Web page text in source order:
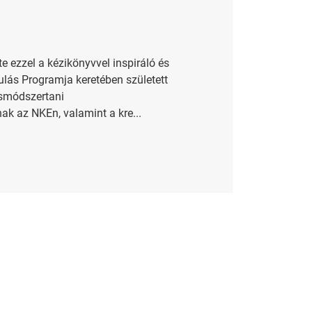
ezzel a kézikönyvvel inspiráló és
Programja keretében született
az NKE­n, valamint a kre...